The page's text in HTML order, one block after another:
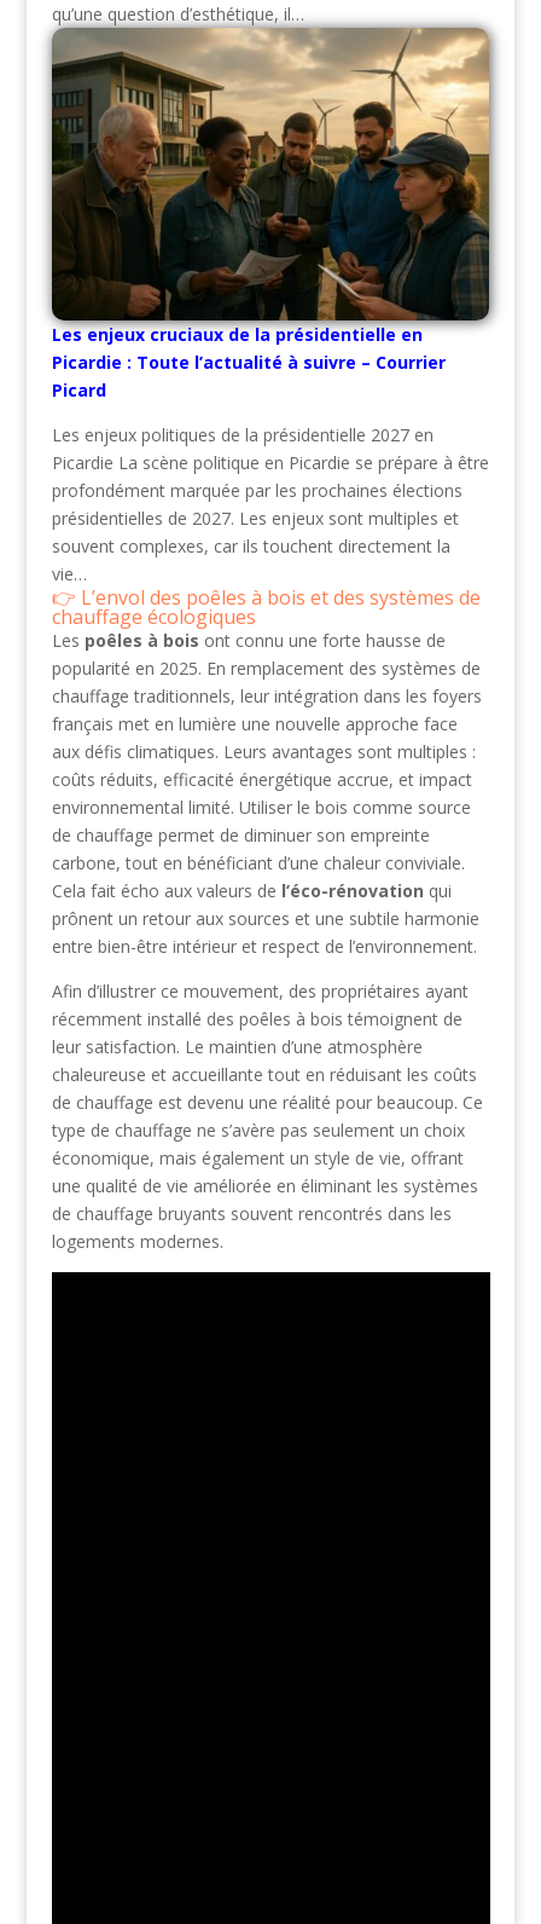
qu’une question d’esthétique, il…
Les enjeux cruciaux de la présidentielle en
Picardie : Toute l’actualité à suivre – Courrier
Picard
Les enjeux politiques de la présidentielle 2027 en
Picardie La scène politique en Picardie se prépare à être
profondément marquée par les prochaines élections
présidentielles de 2027. Les enjeux sont multiples et
souvent complexes, car ils touchent directement la
vie…
L’envol des poêles à bois et des systèmes de
chauffage écologiques
Les poêles à bois ont connu une forte hausse de
popularité en 2025. En remplacement des systèmes de
chauffage traditionnels, leur intégration dans les foyers
français met en lumière une nouvelle approche face
aux défis climatiques. Leurs avantages sont multiples :
coûts réduits, efficacité énergétique accrue, et impact
environnemental limité. Utiliser le bois comme source
de chauffage permet de diminuer son empreinte
carbone, tout en bénéficiant d’une chaleur conviviale.
Cela fait écho aux valeurs de l’éco-rénovation qui
prônent un retour aux sources et une subtile harmonie
entre bien-être intérieur et respect de l’environnement.
Afin d’illustrer ce mouvement, des propriétaires ayant
récemment installé des poêles à bois témoignent de
leur satisfaction. Le maintien d’une atmosphère
chaleureuse et accueillante tout en réduisant les coûts
de chauffage est devenu une réalité pour beaucoup. Ce
type de chauffage ne s’avère pas seulement un choix
économique, mais également un style de vie, offrant
une qualité de vie améliorée en éliminant les systèmes
de chauffage bruyants souvent rencontrés dans les
logements modernes.